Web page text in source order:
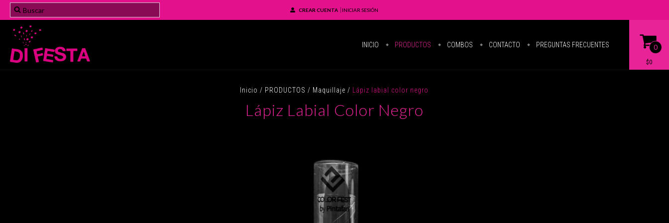
CREAR CUENTA INICIAR SESIÓN
INICIO PRODUCTOS COMBOS CONTACTO PREGUNTAS FRECUENTES 0
$0
Inicio / PRODUCTOS / Maquillaje / Lápiz labial color negro
Lápiz Labial Color Negro